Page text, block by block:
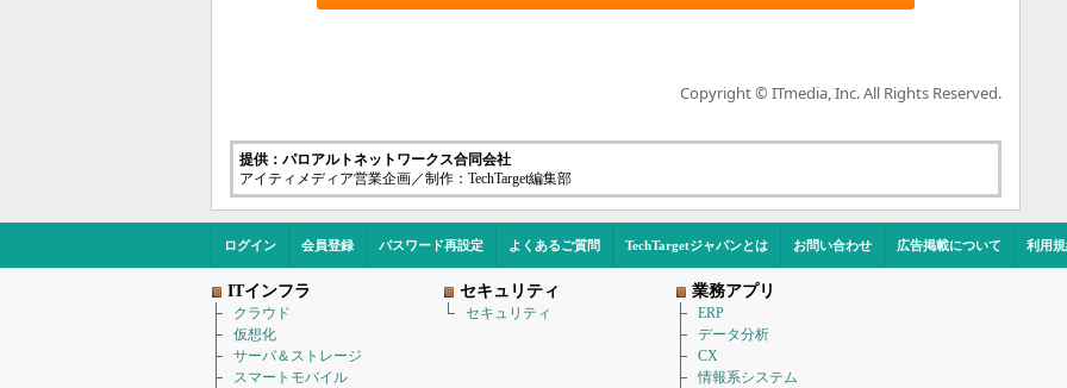
Copyright © ITmedia, Inc. All Rights Reserved.
提供：パロアルトネットワークス合同会社
アイティメディア営業企画／制作：TechTarget編集部
ログイン 会員登録 パスワード再設定 よくあるご質問 TechTargetジャパンとは お問い合わせ 広告掲載について 利用
ITインフラ
クラウド
仮想化
サーバ＆ストレージ
スマートモバイル
セキュリティ
セキュリティ
業務アプリ
ERP
データ分析
CX
情報系システム